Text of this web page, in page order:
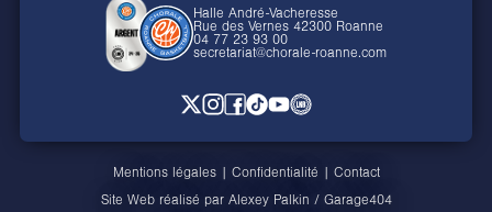
Halle André-Vacheresse
Rue des Vernes 42300 Roanne
04 77 23 93 00
secretariat@chorale-roanne.com
Mentions légales| Confidentialité | Contact
Site Web réalisé par Alexey Palkin / Garage404